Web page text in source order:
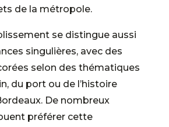
de la métropole.
se distingue aussi
singulières, avec des
selon des thématiques
du port ou de l’histoire
De nombreux
préférer cette